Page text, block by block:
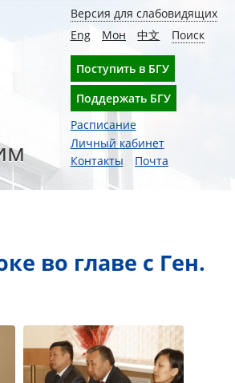
Версия для слабовидящих
Eng
Мон 中文 Поиск
Поступить в БГУ
Поддержать БГУ
Расписание
Личный кабинет
Контакты
Почта
во главе с Ген.